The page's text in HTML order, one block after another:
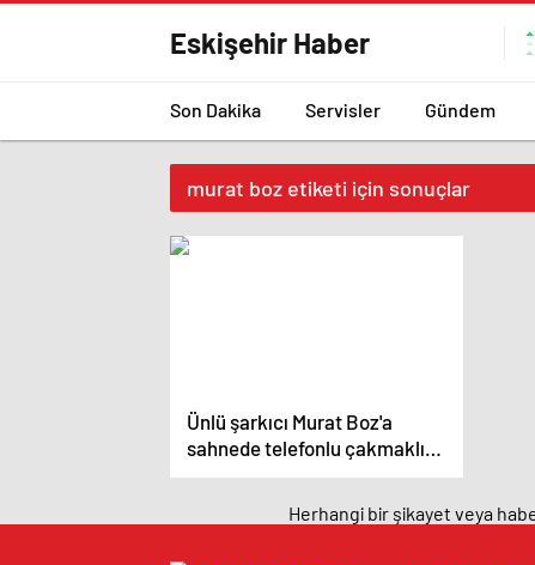
Eskişehir Haber
Son Dakika Servisler Gündem
murat boz etiketi için sonuçlar
Ünlü şarkıcı Murat Boz'a
sahnede telefonlu çakmaklı
saldırı – Güncel Magazin
Herhangi bir şikayet veya